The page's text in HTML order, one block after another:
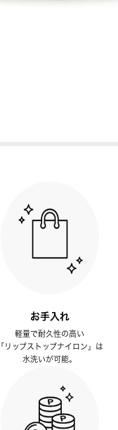
お手入れ
軽量で耐久性の高い
「リップストップナイロン」は
水洗いが可能。